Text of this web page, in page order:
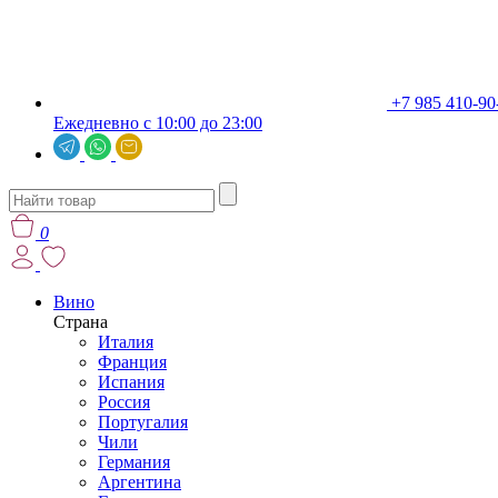
+7 985 410-
Ежедневно с 10:00 до 23:00
0
Вино
Страна
Италия
Франция
Испания
Россия
Португалия
Чили
Германия
Аргентина